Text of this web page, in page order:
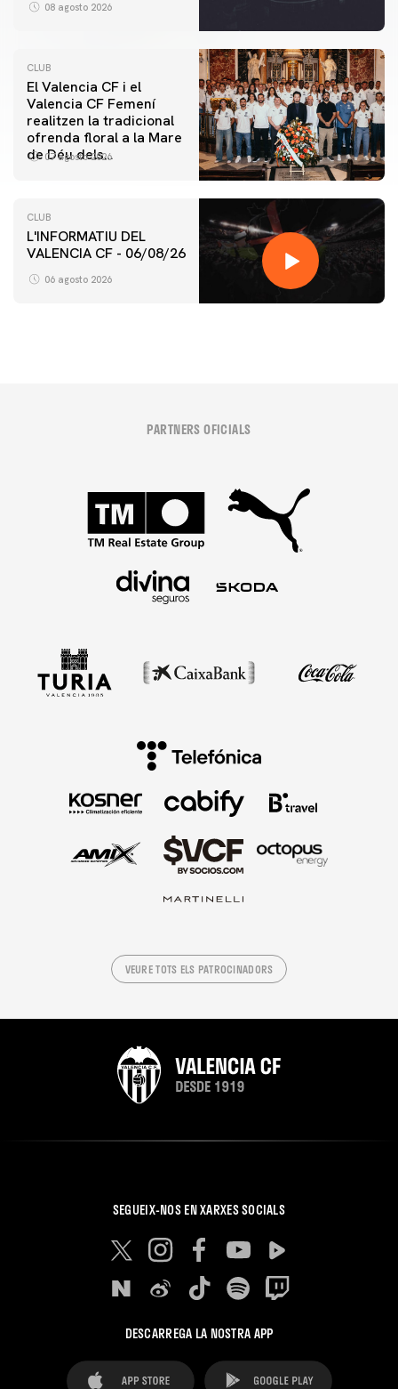
08 agosto 2026
CLUB
El Valencia CF i el
Valencia CF Femení
realitzen la tradicional
ofrenda floral a la Mare
de Déu dels
07 agosto 2026
CLUB
L'INFORMATIU DEL
VALENCIA CF - 06/08/26
06 agosto 2026
PARTNERS OFICIALS
VEURE TOTS ELS PATROCINADORS
SEGUEIX-NOS EN XARXES SOCIALS
DESCARREGA LA NOSTRA APP